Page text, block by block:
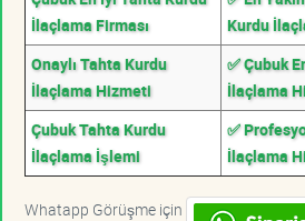
İlaçlama Firması
Kurdu
Onaylı Tahta Kurdu
İlaçlama Hizmeti
✅ Çubuk
İlaçlama
Çubuk Tahta Kurdu
İlaçlama İşlemi
✅
İlaçlama
Whatapp Görüşme için